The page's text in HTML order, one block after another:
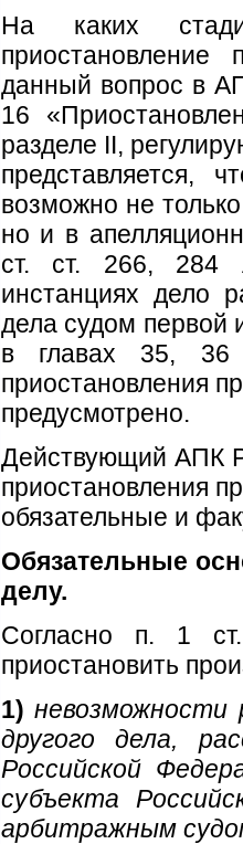
На каких
данный вопрос в
16
разделе II,
представляется,
возможно не
но и в
ст. ст. 266, 284
инстанциях дело
дела судом первой
в главах 35, 36
приостановления
предусмотрено.
Действующий АПК
приостановления
обязательные и
Обязательные
делу.
Согласно п. 1
приостановить
1) невозможности
другого дела,
Российской
субъекта
арбитражным